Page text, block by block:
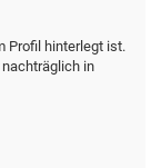
Profil hinterlegt ist.
nachträglich in